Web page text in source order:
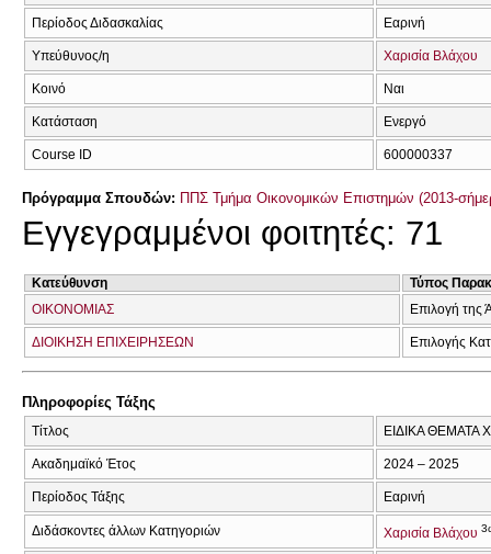
Περίοδος Διδασκαλίας Εαρινή
Υπεύθυνος/η Χαρισία Βλάχου
Κοινό Ναι
Κατάσταση Ενεργό
Course ID 600000337
Πρόγραμμα Σπουδών: ΠΠΣ Τμήμα Οικονομικών Επιστημών (2013-
Εγγεγραμμένοι φοιτητές: 71
Κατεύθυνση
Τύπος
ΟΙΚΟΝΟΜΙΑΣ
Επιλογή της
ΔΙΟΙΚΗΣΗ ΕΠΙΧΕΙΡΗΣΕΩΝ Επιλογής
Πληροφορίες Τάξης
Τίτλος ΕΙΔΙΚΑ
Ακαδημαϊκό Έτος 2024 – 2025
Περίοδος Τάξης Εαρινή
Διδάσκοντες άλλων Κατηγοριών Χαρισία Βλάχου